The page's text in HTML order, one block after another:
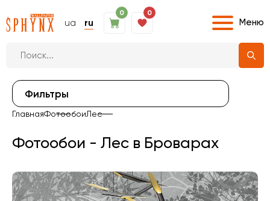
ua ru
0 0
Меню
Фильтры
ГлавнаяФотообоиЛес
Фотообои - Лес в Броварах